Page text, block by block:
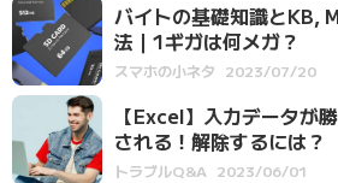
バイトの基礎知識とKB,
法｜1ギガは何メガ？
スマホの小ネタ 2023/07/20
【Excel】入力データが
される！解除するには？
トラブルQ&A 2023/06/01